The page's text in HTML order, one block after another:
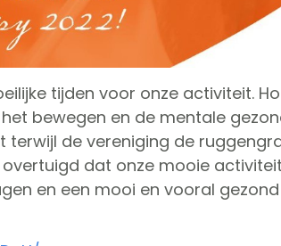
tijden voor onze activiteit.
bewegen en de mentale
de vereniging de
dat onze mooie
en een mooi en vooral